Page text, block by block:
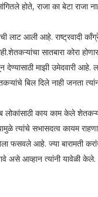
राजा का बेटा राजा
लाट आली आहे. राष्ट्रवादी
सातबारा कोरा
माझी उमेदवारी आहे.
बिल दिले नाही जनता त्यांना
लोकांसाठी काय काम केले
त्यांचे सभासदत्व कायम
फसवले आहे. ज्या
असे आव्हान त्यांनी यावेळी केले.